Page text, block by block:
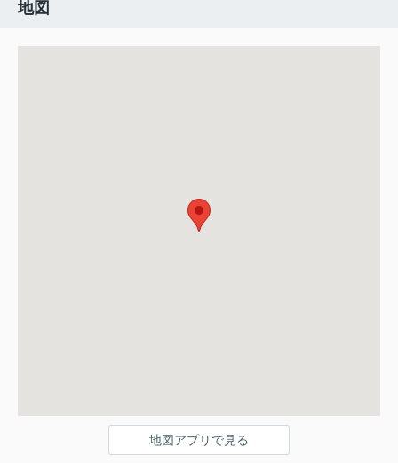
地図
地図アプリで見る